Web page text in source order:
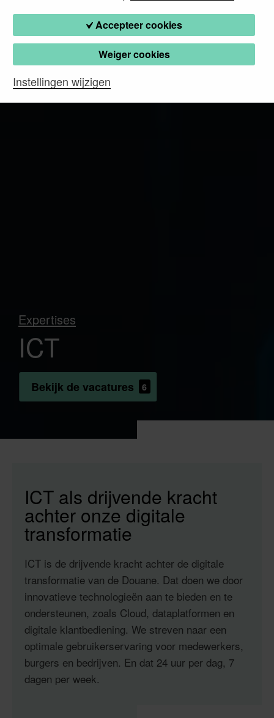
Accepteer cookies
Weiger cookies
Instellingen wijzigen
Expertises
ICT
Bekijk de vacatures 6
ICT als drijvende kracht
achter onze digitale
transformatie
ICT is de drijvende kracht achter de digitale
transformatie van de Douane. Dat doen we door
innovatieve technologieën aan te bieden en te
ondersteunen, zoals Cloud, dataplatformen en
digitale klantbediening. We streven naar een
optimale gebruikerservaring voor medewerkers,
burgers en bedrijven. En dat 24 uur per dag, 7
dagen per week.